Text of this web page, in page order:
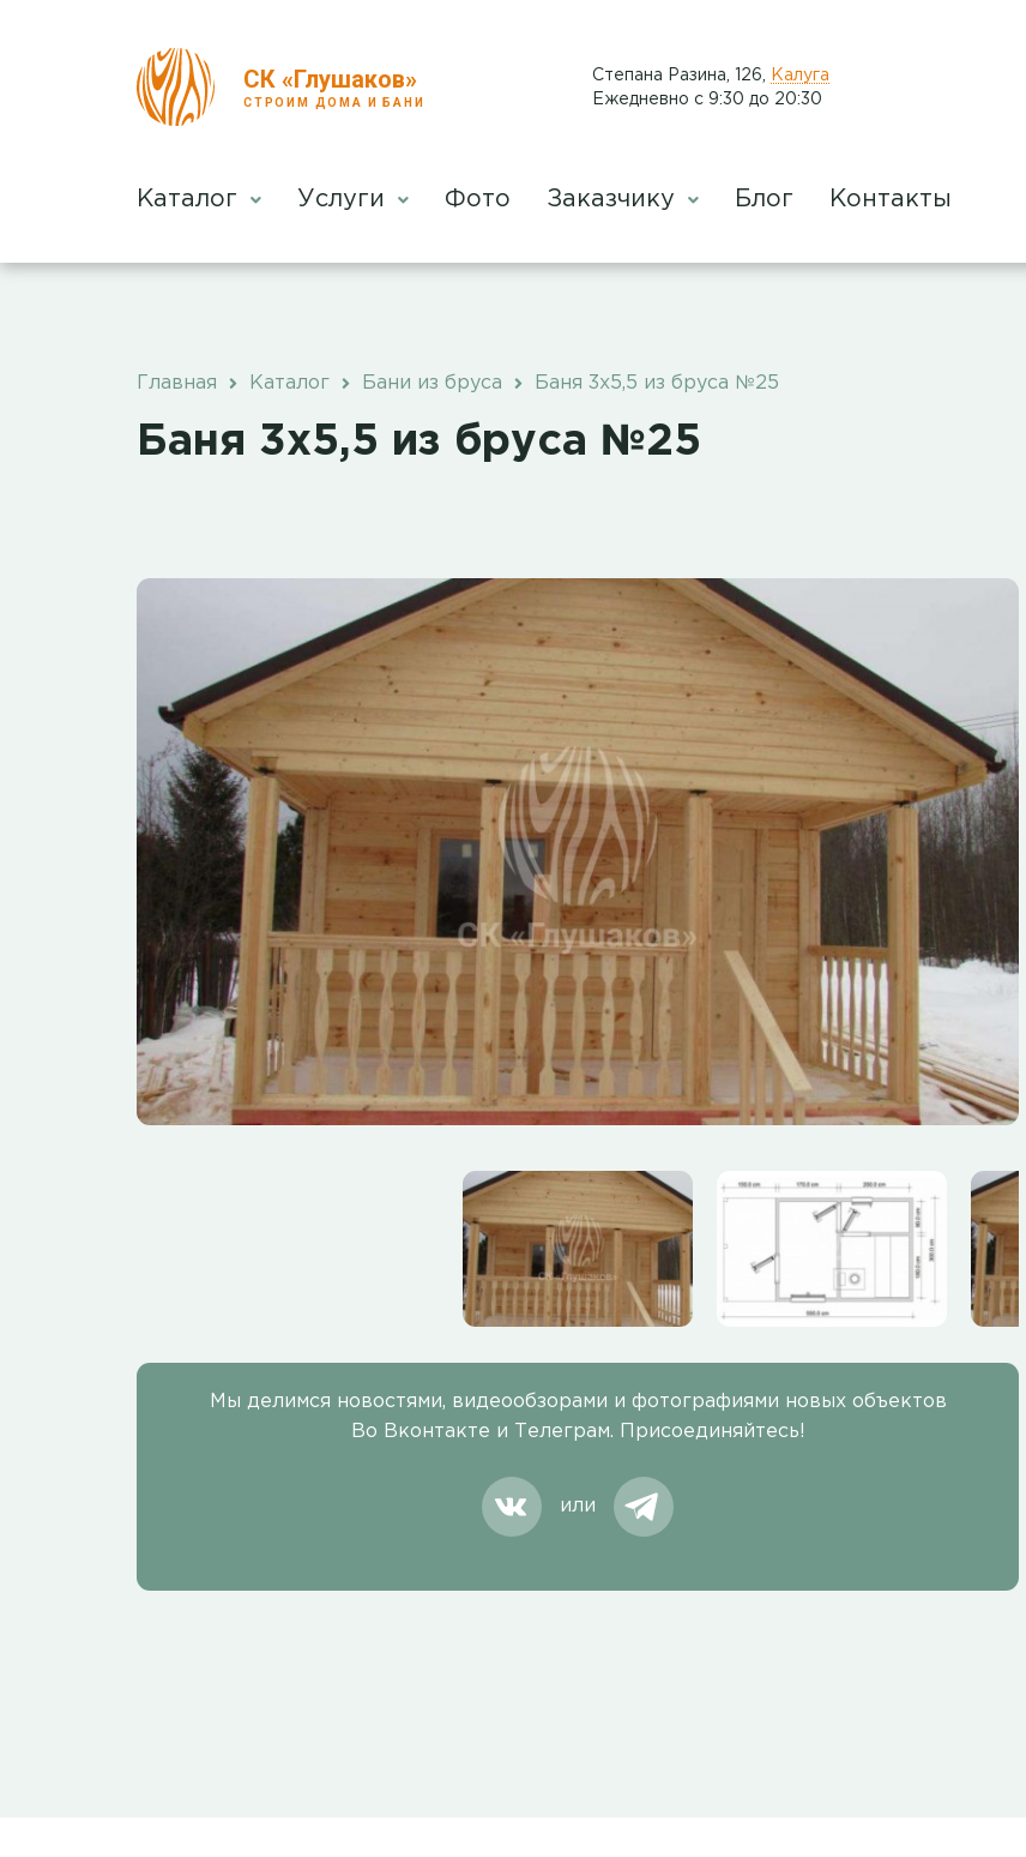
СК «Глушаков»
СТРОИМ ДОМА И БАНИ
​Степана Разина, 126
Калуга
Ежедневно с 9:30 до 20:30
Каталог Услуги Фото Заказчику Блог Контакты
Главная Каталог Бани из бруса Баня 3х5,5 из бруса №25
Баня 3х5,5 из бруса №25
Мы делимся новостями, видеообзорами и фотографиями новых объектов
Во Вконтакте и Телеграм. Присоединяйтесь!
или